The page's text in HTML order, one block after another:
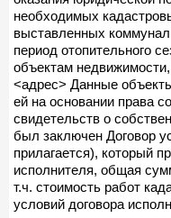
необходимых
выставленных
период отопительного
объектам
<адрес> Данные
ей на основании права
свидетельств о
был заключен Договор
прилагается), который
исполнителя, общая
т.ч. стоимость работ
условий договора